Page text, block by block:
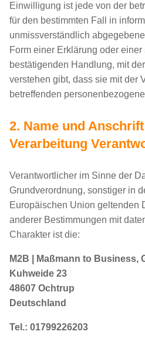
Einwilligung ist jede von der
für den bestimmten Fall in
unmissverständlich
Form einer Erklärung oder
bestätigenden Handlung, mit
verstehen gibt, dass sie mit der
betreffenden
2. Name und
Verarbeitung
Verantwortlicher im Sinne der
Grundverordnung, sonstiger in
Europäischen Union geltenden
anderer Bestimmungen mit
Charakter ist die:
M2B | Maßmann to Business,
Kuhweide 23
48607 Ochtrup
Deutschland
Tel.: 01799226203